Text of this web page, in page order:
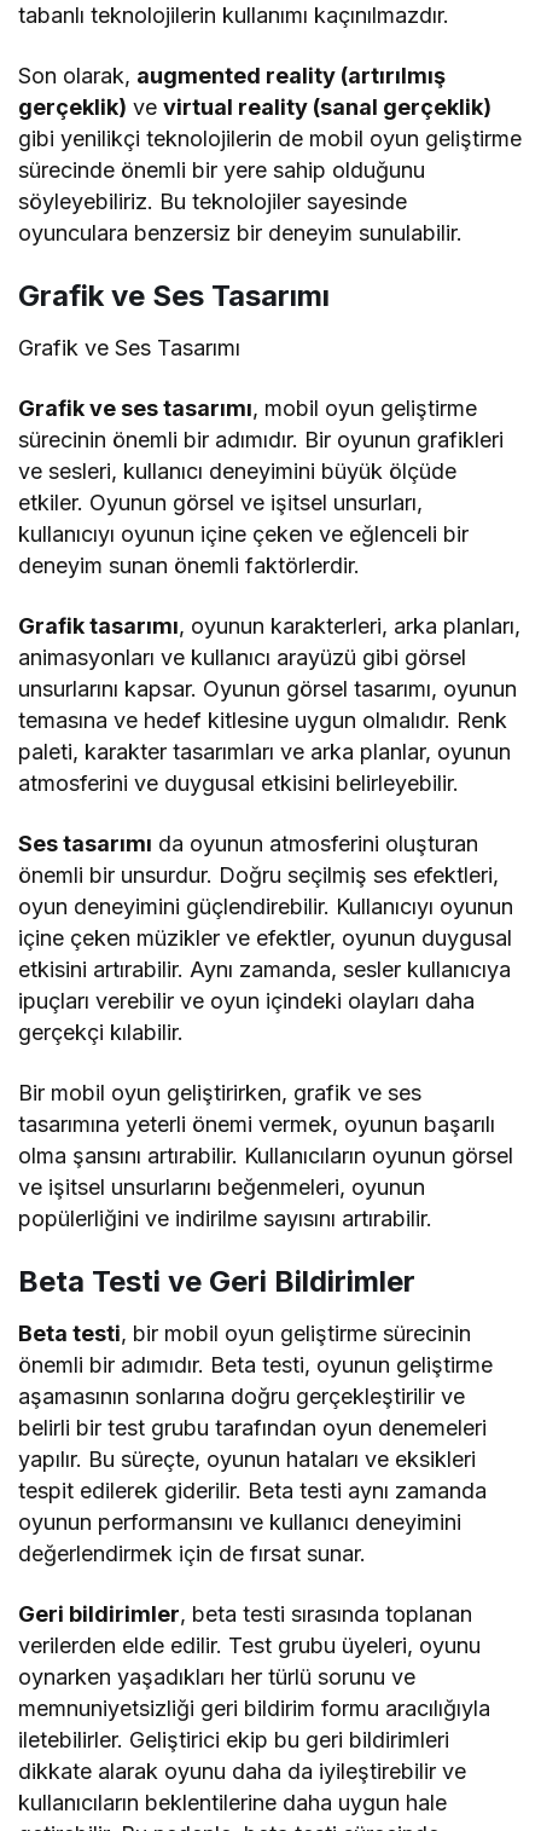
tabanlı teknolojilerin kullanımı kaçınılmazdır.
Son olarak, augmented reality (artırılmış
gerçeklik) vevirtual reality (sanal gerçeklik)
gibi yenilikçi teknolojilerin de mobil oyun geliştirme
sürecinde önemli bir yere sahip olduğunu
söyleyebiliriz. Bu teknolojiler sayesinde
oyunculara benzersiz bir deneyim sunulabilir.
Grafik ve Ses Tasarımı
Grafik ve Ses Tasarımı
Grafik ve ses tasarımı, mobil oyun geliştirme
sürecinin önemli bir adımıdır. Bir oyunun grafikleri
ve sesleri, kullanıcı deneyimini büyük ölçüde
etkiler. Oyunun görsel ve işitsel unsurları,
kullanıcıyı oyunun içine çeken ve eğlenceli bir
deneyim sunan önemli faktörlerdir.
Grafik tasarımı, oyunun karakterleri, arka planları,
animasyonları ve kullanıcı arayüzü gibi görsel
unsurlarını kapsar. Oyunun görsel tasarımı, oyunun
temasına ve hedef kitlesine uygun olmalıdır. Renk
paleti, karakter tasarımları ve arka planlar, oyunun
atmosferini ve duygusal etkisini belirleyebilir.
Ses tasarımı da oyunun atmosferini oluşturan
önemli bir unsurdur. Doğru seçilmiş ses efektleri,
oyun deneyimini güçlendirebilir. Kullanıcıyı oyunun
içine çeken müzikler ve efektler, oyunun duygusal
etkisini artırabilir. Aynı zamanda, sesler kullanıcıya
ipuçları verebilir ve oyun içindeki olayları daha
gerçekçi kılabilir.
Bir mobil oyun geliştirirken, grafik ve ses
tasarımına yeterli önemi vermek, oyunun başarılı
olma şansını artırabilir. Kullanıcıların oyunun görsel
ve işitsel unsurlarını beğenmeleri, oyunun
popülerliğini ve indirilme sayısını artırabilir.
Beta Testi ve Geri Bildirimler
Beta testi, bir mobil oyun geliştirme sürecinin
önemli bir adımıdır. Beta testi, oyunun geliştirme
aşamasının sonlarına doğru gerçekleştirilir ve
belirli bir test grubu tarafından oyun denemeleri
yapılır. Bu süreçte, oyunun hataları ve eksikleri
tespit edilerek giderilir. Beta testi aynı zamanda
oyunun performansını ve kullanıcı deneyimini
değerlendirmek için de fırsat sunar.
Geri bildirimler, beta testi sırasında toplanan
verilerden elde edilir. Test grubu üyeleri, oyunu
oynarken yaşadıkları her türlü sorunu ve
memnuniyetsizliği geri bildirim formu aracılığıyla
iletebilirler. Geliştirici ekip bu geri bildirimleri
dikkate alarak oyunu daha da iyileştirebilir ve
kullanıcıların beklentilerine daha uygun hale